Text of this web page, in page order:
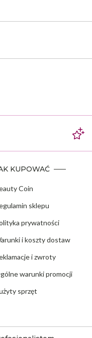
KUPOWAĆ
Coin
sklepu
prywatności
i koszty dostaw
i zwroty
warunki promocji
sprzęt